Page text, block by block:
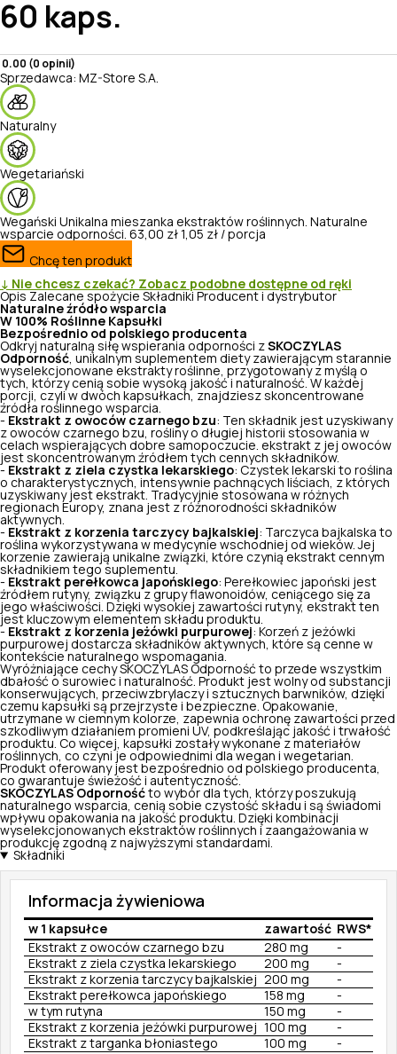
60 kaps.
0.00 (0 opinii)
Sprzedawca: MZ-Store S.A.
Naturalny
Wegetariański
Wegański Unikalna mieszanka ekstraktów roślinnych. Naturalne
wsparcie odporności. 63,00 zł 1,05 zł / porcja
Chcę ten produkt
↓ Nie chcesz czekać? Zobacz podobne dostępne od ręki
Opis Zalecane spożycie Składniki Producent i dystrybutor
Naturalne źródło wsparcia
W 100% Roślinne Kapsułki
Bezpośrednio od polskiego producenta
Odkryj naturalną siłę wspierania odporności z SKOCZYLAS
Odporność , unikalnym suplementem diety zawierającym starannie
wyselekcjonowane ekstrakty roślinne, przygotowany z myślą o
tych, którzy cenią sobie wysoką jakość i naturalność. W każdej
porcji, czyli w dwóch kapsułkach, znajdziesz skoncentrowane
źródła roślinnego wsparcia.
- Ekstrakt z owoców czarnego bzu: Ten składnik jest uzyskiwany
z owoców czarnego bzu, rośliny o długiej historii stosowania w
celach wspierających dobre samopoczucie. ekstrakt z jej owoców
jest skoncentrowanym źródłem tych cennych składników.
- Ekstrakt z ziela czystka lekarskiego: Czystek lekarski to roślina
o charakterystycznych, intensywnie pachnących liściach, z których
uzyskiwany jest ekstrakt. Tradycyjnie stosowana w różnych
regionach Europy, znana jest z różnorodności składników
aktywnych.
- Ekstrakt z korzenia tarczycy bajkalskiej: Tarczyca bajkalska to
roślina wykorzystywana w medycynie wschodniej od wieków. Jej
korzenie zawierają unikalne związki, które czynią ekstrakt cennym
składnikiem tego suplementu.
- Ekstrakt perełkowca japońskiego: Perełkowiec japoński jest
źródłem rutyny, związku z grupy flawonoidów, ceniącego się za
jego właściwości. Dzięki wysokiej zawartości rutyny, ekstrakt ten
jest kluczowym elementem składu produktu.
- Ekstrakt z korzenia jeżówki purpurowej: Korzeń z jeżówki
purpurowej dostarcza składników aktywnych, które są cenne w
kontekście naturalnego wspomagania.
Wyróżniające cechy SKOCZYLAS Odporność to przede wszystkim
dbałość o surowiec i naturalność. Produkt jest wolny od substancji
konserwujących, przeciwzbrylaczy i sztucznych barwników, dzięki
czemu kapsułki są przejrzyste i bezpieczne. Opakowanie,
utrzymane w ciemnym kolorze, zapewnia ochronę zawartości przed
szkodliwym działaniem promieni UV, podkreślając jakość i trwałość
produktu. Co więcej, kapsułki zostały wykonane z materiałów
roślinnych, co czyni je odpowiednimi dla wegan i wegetarian.
Produkt oferowany jest bezpośrednio od polskiego producenta,
co gwarantuje świeżość i autentyczność.
SKOCZYLAS Odporność to wybór dla tych, którzy poszukują
naturalnego wsparcia, cenią sobie czystość składu i są świadomi
wpływu opakowania na jakość produktu. Dzięki kombinacji
wyselekcjonowanych ekstraktów roślinnych i zaangażowania w
produkcję zgodną z najwyższymi standardami.
Składniki
Informacja żywieniowa
w 1 kapsułce zawartość RWS*
Ekstrakt z owoców czarnego bzu
280 mg
-
Ekstrakt z ziela czystka lekarskiego
200 mg
-
Ekstrakt z korzenia tarczycy bajkalskiej
200 mg
-
Ekstrakt perełkowca japońskiego
158 mg
-
w tym rutyna
150 mg
-
Ekstrakt z korzenia jeżówki purpurowej
100 mg
-
Ekstrakt z targanka błoniastego
100 mg -